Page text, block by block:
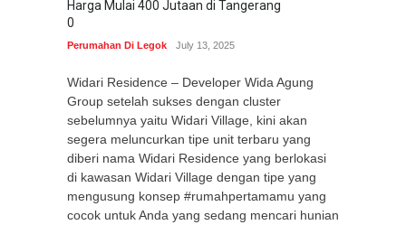
Harga Mulai 400 Jutaan di Tangerang
0
Perumahan Di Legok July 13, 2025
Widari Residence – Developer Wida Agung
Group setelah sukses dengan cluster
sebelumnya yaitu Widari Village, kini akan
segera meluncurkan tipe unit terbaru yang
diberi nama Widari Residence yang berlokasi
di kawasan Widari Village dengan tipe yang
mengusung konsep #rumahpertamamu yang
cocok untuk Anda yang sedang mencari hunian